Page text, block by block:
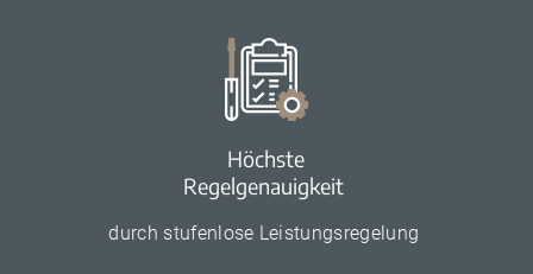
Höchste
Regelgenauigkeit
durch stufenlose Leistungsregelung